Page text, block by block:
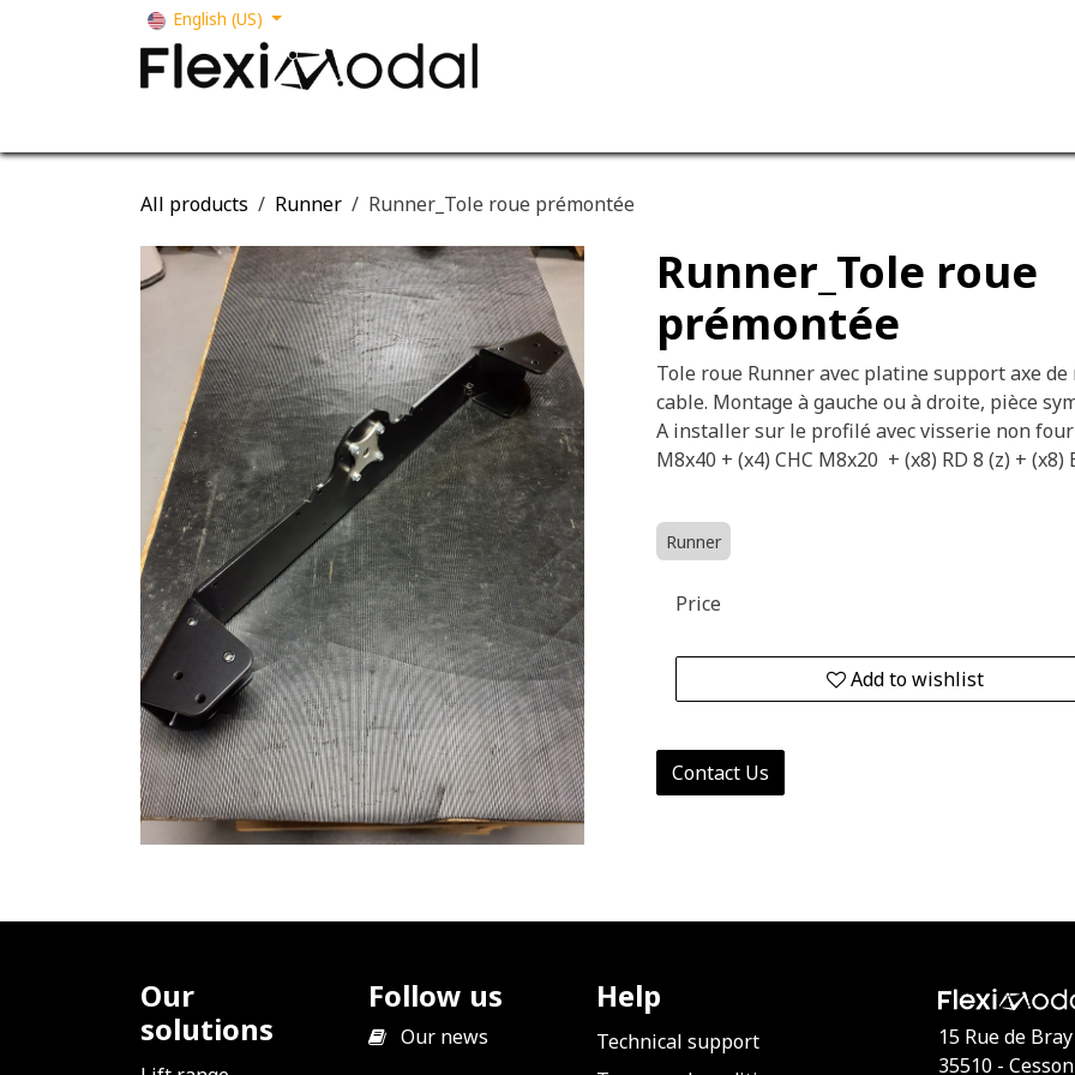
English (US)
All products Runner Runner_Tole roue prémontée
Runner_Tole roue
prémontée
Tole roue Runner avec platine support axe
cable. Montage à gauche ou à droite, pièce
A installer sur le profilé avec visserie non
M8x40 + (x4) CHC M8x20 + (x8) RD 8 (z) + (x8)
Runner
Add to wishlist
Price
Contact Us
Our
solutions
Follow us
Our news
Help
Technical support
15 Rue de Bray
35510 -